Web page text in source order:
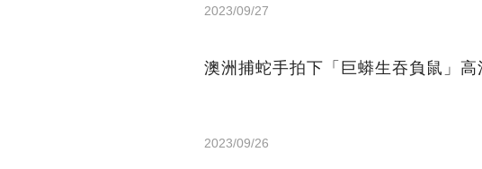
2023/09/27
澳洲捕蛇手拍下「巨蟒生吞負鼠」
2023/09/26